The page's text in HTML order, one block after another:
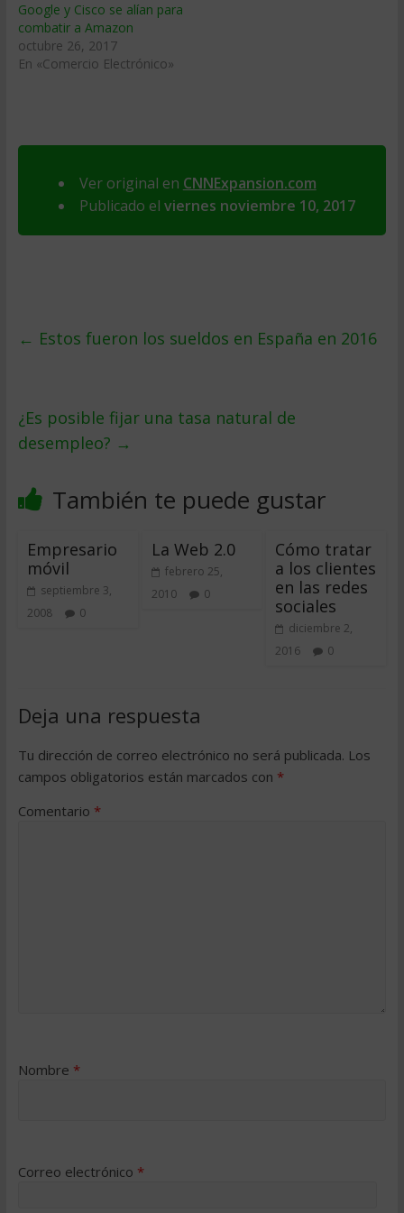
Google y Cisco se alían para
combatir a Amazon
octubre 26, 2017
En «Comercio Electrónico»
Ver original en CNNExpansion.com
Publicado el viernes noviembre 10, 2017
← Estos fueron los sueldos en España en 2016
¿Es posible fijar una tasa natural de
desempleo? →
También te puede gustar
Empresario
móvil
septiembre 3,
2008
0
La Web 2.0
febrero 25,
2010
0
Cómo tratar
a los clientes
en las redes
sociales
diciembre 2,
2016
0
Deja una respuesta
Tu dirección de correo electrónico no será publicada. Los
campos obligatorios están marcados con *
Comentario *
Nombre *
Correo electrónico *